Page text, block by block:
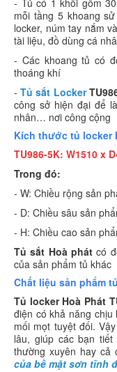
- Tủ có 1 khối gồm
mỗi tầng 5 khoang
locker, núm tay nắm
tài liệu, đồ dùng cá
- Các khoang tủ có
thoáng khí
-Tủ sắt Locker
công sở hiện đại để
nhân… nơi công cộng
Kích thước tủ locker
TU986-5K: W1510 x
Trong đó:
- W: Chiều rộng sản
- D: Chiều sâu sản
- H: Chiều cao sản
Tủ sắt Hoà phát có
của sản phẩm tủ khác
Chất liệu sản phẩm
Tủ locker Hoà Phát
điện có khả năng
mối mọt tuyệt đối.
lâu, giúp các bạn
thường xuyên hay
của bề mặt sơn tĩnh